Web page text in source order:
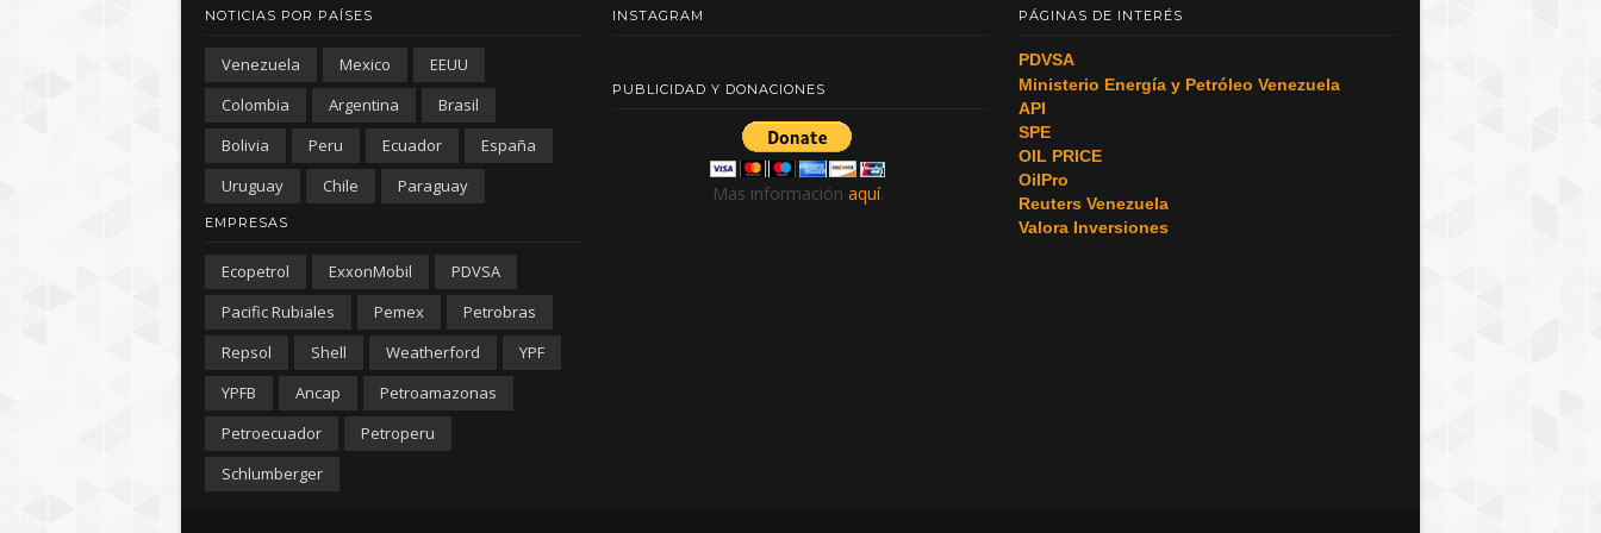
NOTICIAS POR PAÍSES
Venezuela Mexico
EEUU
Colombia
Argentina
Brasil
Bolivia
Peru Ecuador
España
Uruguay
Chile Paraguay
EMPRESAS
Ecopetrol ExxonMobil
PDVSA
Pacific Rubiales
Pemex
Petrobras
Repsol
Shell Weatherford
YPF
YPFB
Ancap
Petroamazonas
Petroecuador
Petroperu
Schlumberger
INSTAGRAM
PUBLICIDAD Y DONACIONES
Mas información aquí.
PÁGINAS DE INTERÉS
PDVSA
Ministerio Energía y Petróleo Venezuela
API
SPE
OIL PRICE
OilPro
Reuters Venezuela
Valora Inversiones